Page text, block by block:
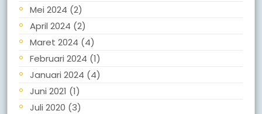
Mei 2024 (2)
April 2024 (2)
Maret 2024 (4)
Februari 2024 (1)
Januari 2024 (4)
Juni 2021 (1)
Juli 2020 (3)